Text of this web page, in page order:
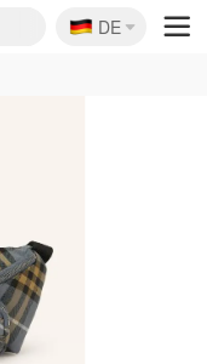
🇩🇪
DE